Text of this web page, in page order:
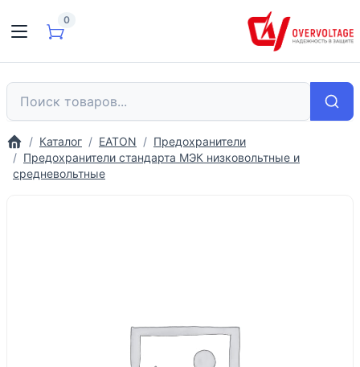
0
Каталог EATON
Предохранители
Предохранители стандарта МЭК низковольтные и
средневольтные